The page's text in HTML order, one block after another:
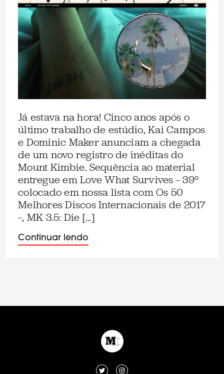
Já estava na hora! Cinco anos após o
último trabalho de estúdio, Kai Campos
e Dominic Maker anunciam a chegada
de um novo registro de inéditas do
Mount Kimbie. Sequência ao material
entregue em Love What Survives – 39º
colocado em nossa lista com Os 50
Melhores Discos Internacionais de 2017
–, MK 3.5: Die […]
Continuar lendo